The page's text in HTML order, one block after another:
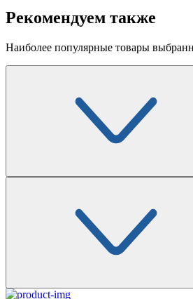
Рекомендуем также
Наиболее популярные товары